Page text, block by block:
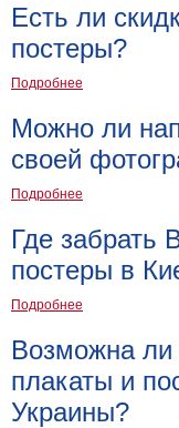
Есть ли
постеры?
Подробнее
Можно ли
своей
Подробнее
Где забрать
постеры в
Подробнее
Возможна ли
плакаты и
Украины?